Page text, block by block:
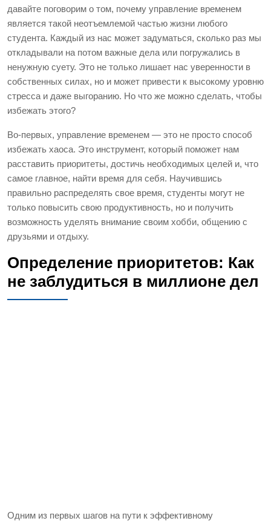
давайте поговорим о том, почему управление временем
является такой неотъемлемой частью жизни любого
студента. Каждый из нас может задуматься, сколько раз мы
откладывали на потом важные дела или погружались в
ненужную суету. Это не только лишает нас уверенности в
собственных силах, но и может привести к высокому уровню
стресса и даже выгоранию. Но что же можно сделать, чтобы
избежать этого?
Во-первых, управление временем — это не просто способ
избежать хаоса. Это инструмент, который поможет нам
расставить приоритеты, достичь необходимых целей и, что
самое главное, найти время для себя. Научившись
правильно распределять свое время, студенты могут не
только повысить свою продуктивность, но и получить
возможность уделять внимание своим хобби, общению с
друзьями и отдыху.
Определение приоритетов: Как
не заблудиться в миллионе дел
Одним из первых шагов на пути к эффективному